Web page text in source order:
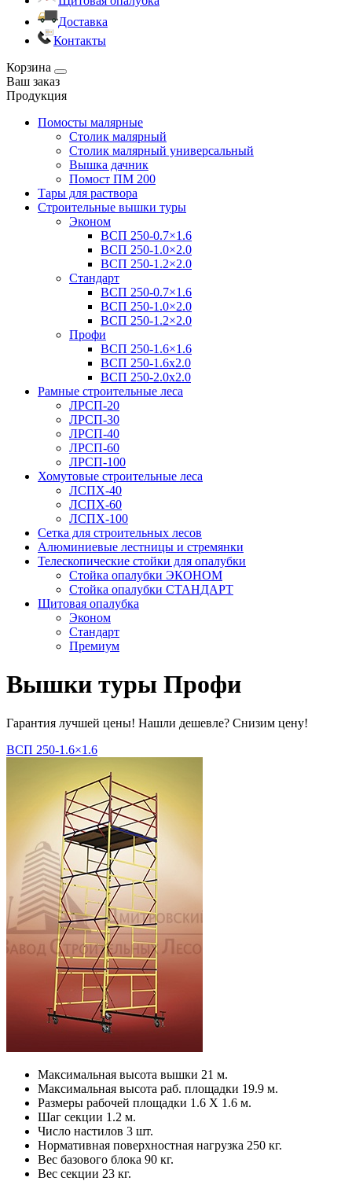
Доставка
Контакты
Корзина
Ваш заказ
Продукция
Помосты малярные
Столик малярный
Столик малярный универсальный
Вышка дачник
Помост ПМ 200
Тары для раствора
Строительные вышки туры
Эконом
ВСП 250-0.7×1.6
ВСП 250-1.0×2.0
ВСП 250-1.2×2.0
Стандарт
ВСП 250-0.7×1.6
ВСП 250-1.0×2.0
ВСП 250-1.2×2.0
Профи
ВСП 250-1.6×1.6
ВСП 250-1.6х2.0
ВСП 250-2.0x2.0
Рамные строительные леса
ЛРСП-20
ЛРСП-30
ЛРСП-40
ЛРСП-60
ЛРСП-100
Хомутовые строительные леса
ЛСПХ-40
ЛСПХ-60
ЛСПХ-100
Сетка для строительных лесов
Алюминиевые лестницы и стремянки
Телескопические стойки для опалубки
Стойка опалубки ЭКОНОМ
Стойка опалубки СТАНДАРТ
Щитовая опалубка
Эконом
Стандарт
Премиум
Вышки туры Профи
Гарантия лучшей цены! Нашли дешевле? Снизим цену!
ВСП 250-1.6×1.6
Максимальная высота вышки 21 м.
Максимальная высота раб. площадки 19.9 м.
Размеры рабочей площадки 1.6 Х 1.6 м.
Шаг секции 1.2 м.
Число настилов 3 шт.
Нормативная поверхностная нагрузка 250 кг.
Вес базового блока 90 кг.
Вес секции 23 кг.